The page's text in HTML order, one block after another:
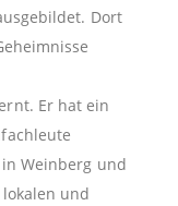
Dort
Er hat ein
Weinberg und
und